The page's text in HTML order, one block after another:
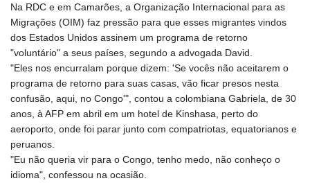
CHF 0.936072
CLF 0.026726
CLP 1055.284416
CNY 7.776313
CNH 7.773295
COP 3641.393866
CRC 525.120121
CUC 1.152209
CUP 30.533527
CZK 24.243908
Na RDC e em Camarões, a Organização Internacional para as
Migrações (OIM) faz pressão para que esses migrantes vindos
dos Estados Unidos assinem um programa de retorno
"voluntário" a seus países, segundo a advogada David.
"Eles nos encurralam porque dizem: 'Se vocês não aceitarem o
programa de retorno para suas casas, vão ficar presos nesta
confusão, aqui, no Congo'", contou a colombiana Gabriela, de 30
anos, à AFP em abril em um hotel de Kinshasa, perto do
aeroporto, onde foi parar junto com compatriotas, equatorianos e
peruanos.
"Eu não queria vir para o Congo, tenho medo, não conheço o
idioma", confessou na ocasião.